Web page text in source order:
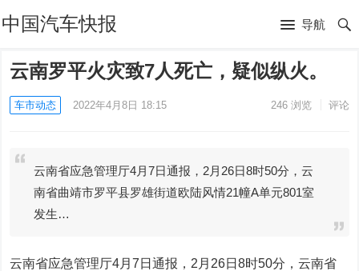
中国汽车快报 导航
云南罗平火灾致7人死亡，疑似纵火。
车市动态 2022年4月8日 18:15 246浏览 评论
云南省应急管理厅4月7日通报，2月26日8时50分，云
南省曲靖市罗平县罗雄街道欧陆风情21幢A单元801室
发生…
云南省应急管理厅4月7日通报，2月26日8时50分，云南省